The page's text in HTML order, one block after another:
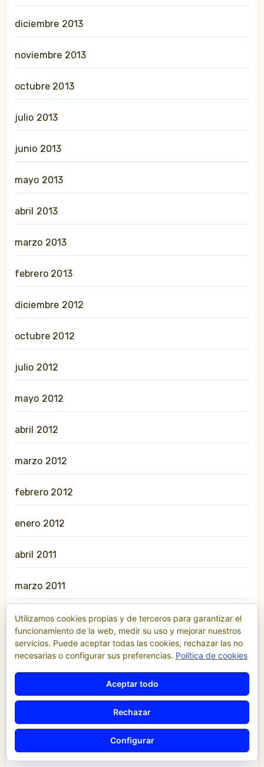
diciembre 2013
noviembre 2013
octubre 2013
julio 2013
junio 2013
mayo 2013
abril 2013
marzo 2013
febrero 2013
diciembre 2012
octubre 2012
julio 2012
mayo 2012
abril 2012
marzo 2012
febrero 2012
enero 2012
abril 2011
marzo 2011
agosto 2010
julio 2010
Utilizamos cookies propias y de terceros para garantizar el
funcionamiento de la web, medir su uso y mejorar nuestros
servicios. Puede aceptar todas las cookies, rechazar las no
necesarias o configurar sus preferencias. Política de cookies
Aceptar todo
Rechazar
Configurar